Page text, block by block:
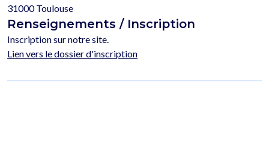
31000 Toulouse
Renseignements / Inscription
Inscription sur notre site.
Lien vers le dossier d'inscription